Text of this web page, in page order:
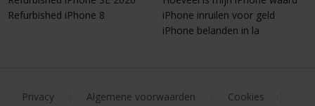
Refurbished iPhone 8
iPhone inruilen voor geld
iPhone belanden in la
Privacy Algemene voorwaarden Cookies